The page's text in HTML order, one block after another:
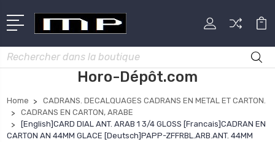
Rechercher
Horo-Dépôt.com
Home
CADRANS. DECALQUAGES CADRANS EN METAL ET CARTON.
CADRANS EN CARTON, ARABE
[English]CARD DIAL ANT. ARAB 1 3/4 GLOSS [Francais]CADRAN EN
CARTON AN 44MM GLACE [Deutsch]PAPP-ZFFRBL.ARB.ANT. 44MM